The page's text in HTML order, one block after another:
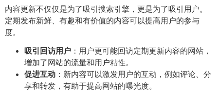
内容更新不仅仅是为了吸引搜索引擎，更是为了吸引用户。
定期发布新鲜、有趣和有价值的内容可以提高用户的参与
度。
吸引回访用户 ：用户更可能回访定期更新内容的网站，
增加了网站的流量和用户粘性。
促进互动 ：新内容可以激发用户的互动，例如评论、分
享和转发，有助于提高网站的曝光度。